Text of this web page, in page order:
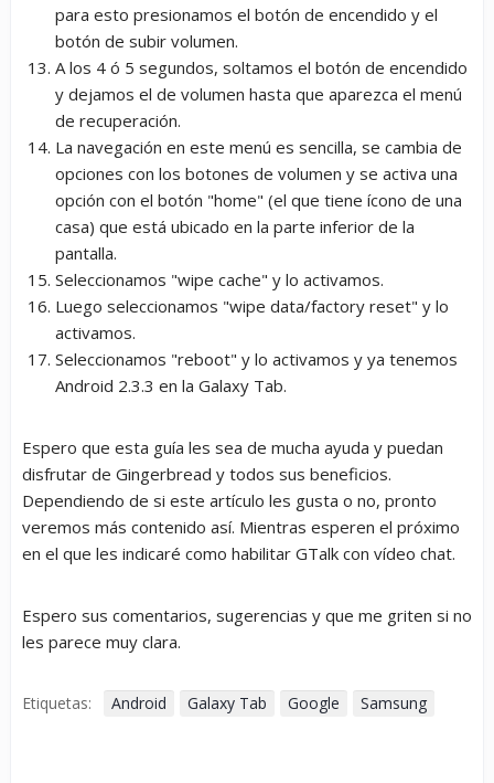
para esto presionamos el botón de encendido y el
botón de subir volumen.
A los 4 ó 5 segundos, soltamos el botón de encendido
y dejamos el de volumen hasta que aparezca el menú
de recuperación.
La navegación en este menú es sencilla, se cambia de
opciones con los botones de volumen y se activa una
opción con el botón "home" (el que tiene ícono de una
casa) que está ubicado en la parte inferior de la
pantalla.
Seleccionamos "wipe cache" y lo activamos.
Luego seleccionamos "wipe data/factory reset" y lo
activamos.
Seleccionamos "reboot" y lo activamos y ya tenemos
Android 2.3.3 en la Galaxy Tab.
Espero que esta guía les sea de mucha ayuda y puedan
disfrutar de Gingerbread y todos sus beneficios.
Dependiendo de si este artículo les gusta o no, pronto
veremos más contenido así. Mientras esperen el próximo
en el que les indicaré como habilitar GTalk con vídeo chat.
Espero sus comentarios, sugerencias y que me griten si no
les parece muy clara.
Etiquetas: Android Galaxy Tab Google Samsung